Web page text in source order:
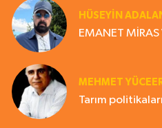
HÜSEYIN
EMANET MİRAS
MEHMET
Tarım